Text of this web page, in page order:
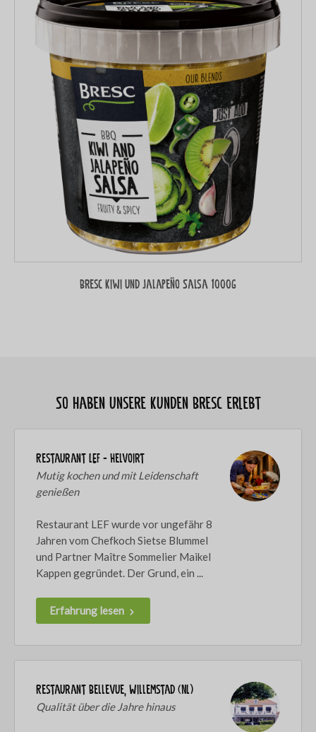
Bresc Kiwi und Jalapeño Salsa 1000g
So haben unsere Kunden Bresc erlebt
Restaurant LEF - Helvoirt
Mutig kochen und mit Leidenschaft
genießen
Restaurant LEF wurde vor ungefähr 8
Jahren vom Chefkoch Sietse Blummel
und Partner Maître Sommelier Maikel
Kappen gegründet. Der Grund, ein ...
Erfahrung lesen
Restaurant Bellevue, Willemstad (NL)
Qualität über die Jahre hinaus